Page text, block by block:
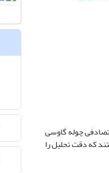
چوله گاوسی
که دقت تحلیل را